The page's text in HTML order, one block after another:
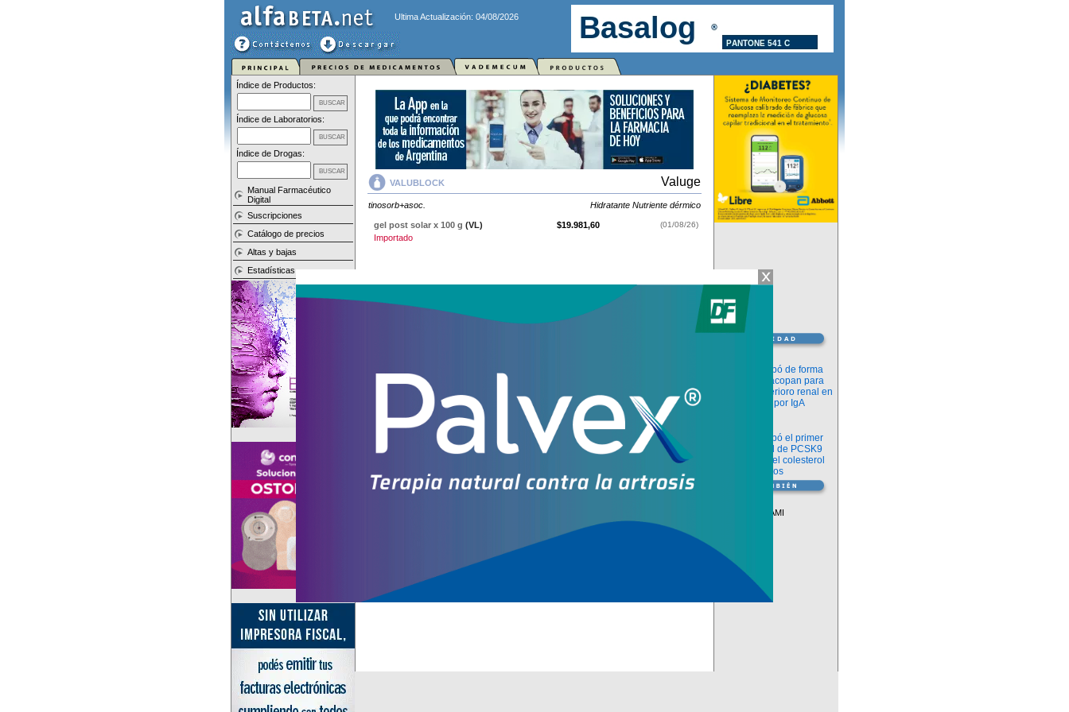
Ultima Actualización: 04/08/2026
Índice de Productos:
Índice de Laboratorios:
Índice de Drogas:
Manual Farmacéutico
Digital
Suscripciones
Catálogo de precios
Altas y bajas
Estadísticas
VALUBLOCK Valuge
tinosorb+asoc. Hidratante Nutriente dérmico
gel post solar x 100 g (VL) $19.981,60 (01/08/26)
Importado
y se indica comoHidratante
Nutriente dérmico
y cuenta con 1 presentación
Explorar más
Otros productos con
tinosorb+asoc.
Otros productos de
Valuge
La FDA aprobó de forma
definitiva iptacopan para
frenar el deterioro renal en
la nefropatía por IgA
La FDA aprobó el primer
inhibidor oral de PCSK9
para reducir el colesterol
LDL en adultos
Descuentos PAMI